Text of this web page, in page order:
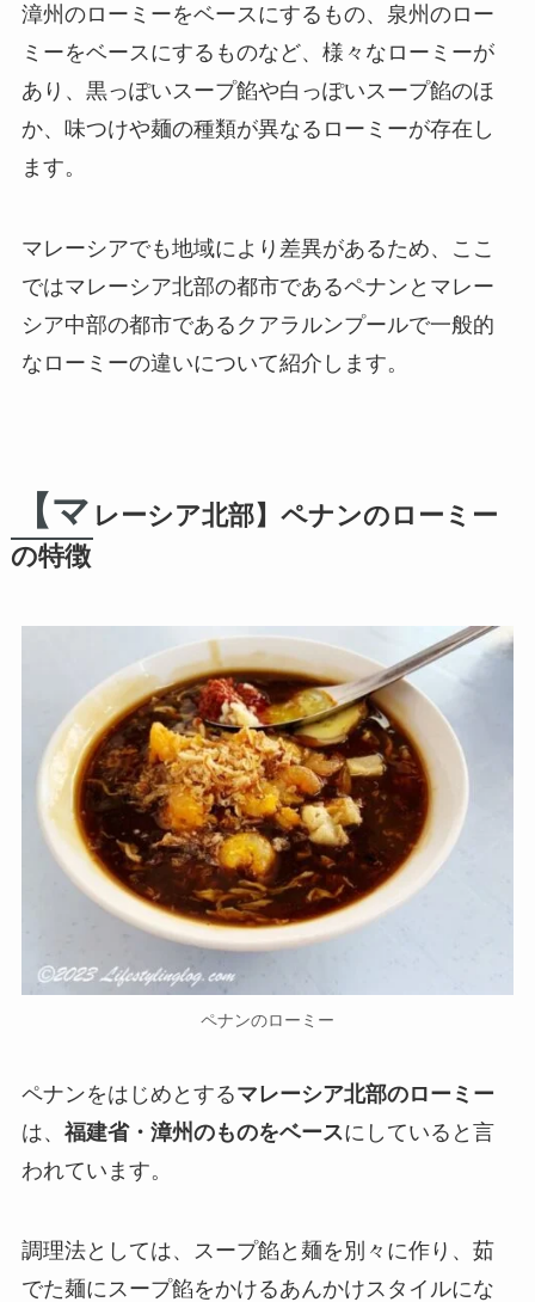
漳州のローミーをベースにするもの、泉州のロー
ミーをベースにするものなど、様々なローミーが
あり、 黒っぽいスープ餡や白っぽいスープ餡のほ
か、味つけや麺の種類が異なるローミーが存在し
ます。
マレーシアでも地域により差異があるため、ここ
ではマレーシア北部の都市であるペナン とマレー
シア中部の都市である クアラルンプールで一般的
なローミーの違いについて紹介します。
【マ レーシア北部】ペナンのローミー
の特徴
ペナンのローミー
ペナンをはじめとするマレーシア北部のローミー
は、 福建省・漳州のものをベースにしていると言
われています。
調理法としては、スープ餡と麺を別々に作り、茹
でた麺にスープ餡をかけるあんかけスタイルにな